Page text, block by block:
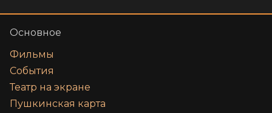
Основное
Фильмы
События
Театр на экране
Пушкинская карта